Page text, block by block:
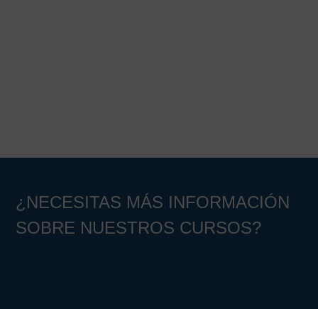
¿NECESITAS MÁS INFORMACIÓN
SOBRE NUESTROS CURSOS?